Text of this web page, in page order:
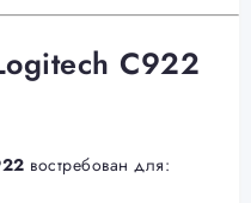
C922
востребован для: